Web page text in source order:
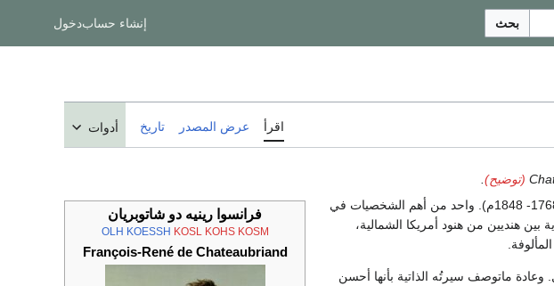
بحث إنشاء حسابدخول
اقرأ عرض المصدر تاريخ أدوات
فرانسوا رينيه دو شاتوبريان
OLH KOESSH KOSL KOHS KOSM
François-René de Chateaubriand
François-René de Chateaubriand (و.1768- 1848م). واحد من أهم الشخصيات في
أتالا (1801) قصة حب مأساوية بين هنديين من هنود أمريكا الشمالية،
وعادة ماتوصف سيرتُه الذاتية بأنها أحسن